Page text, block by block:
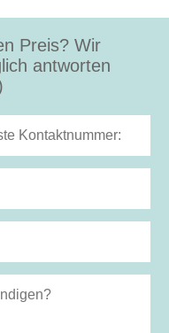
Preis? Wir
antworten